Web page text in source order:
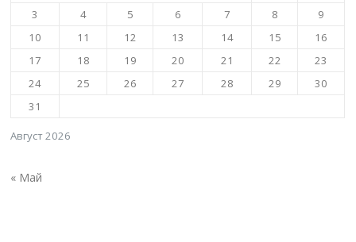
Август 2026
3
4 5 6 7 8
9
10
11 12 13 14 15
16
17
18 19 20 21 22
23
24
25 26 27 28 29
30
31
« Май